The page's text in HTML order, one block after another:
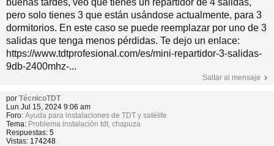
pero solo tienes 3 que están usándose actualmente, para 3
dormitorios. En este caso se puede reemplazar por uno de 3
salidas que tenga menos pérdidas. Te dejo un enlace:
https://www.tdtprofesional.com/es/mini-repartidor-3-salidas-
9db-2400mhz-...
Saltar al mensaje
por TécnicoTDT
Lun Jul 15, 2024 9:06 am
Foro: Ayuda para instalaciones de TDT y satélite
Tema: Problema instalación tdt, chapuza
Respuestas: 5
Vistas: 174248